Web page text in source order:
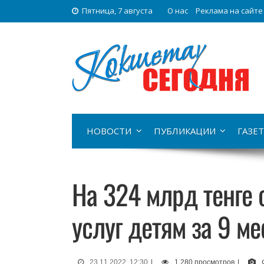
Пятница, 7 августа О нас Реклама на сайте
НОВОСТИ ПУБЛИКАЦИИ
На 324 млрд тенге
услуг детям за 9
23.11.2022, 12:30 | 1 280 просмотров |